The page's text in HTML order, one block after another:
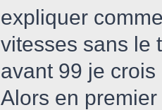
expliquer
vitesses sans le
avant 99 je
Alors en